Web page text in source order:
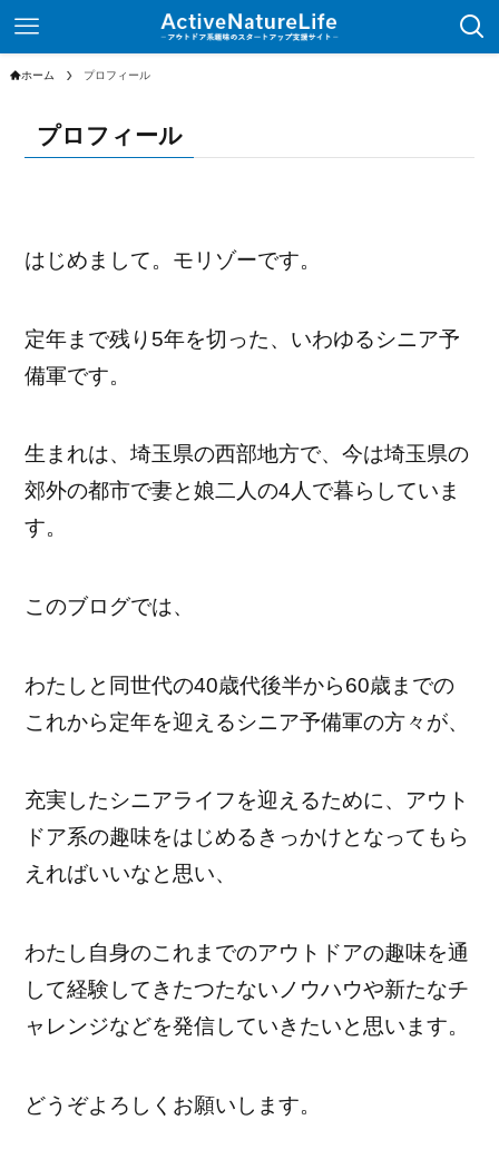
ホーム プロフィール
プロフィール
はじめまして。モリゾーです。
定年まで残り5年を切った、いわゆるシニア予
備軍です。
生まれは、埼玉県の西部地方で、今は埼玉県の
郊外の都市で妻と娘二人の4人で暮らしていま
す。
このブログでは、
わたしと同世代の40歳代後半から60歳までの
これから定年を迎えるシニア予備軍の方々が、
充実したシニアライフを迎えるために、アウト
ドア系の趣味をはじめるきっかけとなってもら
えればいいなと思い、
わたし自身のこれまでのアウトドアの趣味を通
して経験してきたつたないノウハウや新たなチ
ャレンジなどを発信していきたいと思います。
どうぞよろしくお願いします。